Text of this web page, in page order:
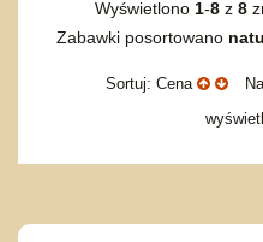
Wyświetlono 1-8z 8
Zabawki posortowano
Sortuj: Cena